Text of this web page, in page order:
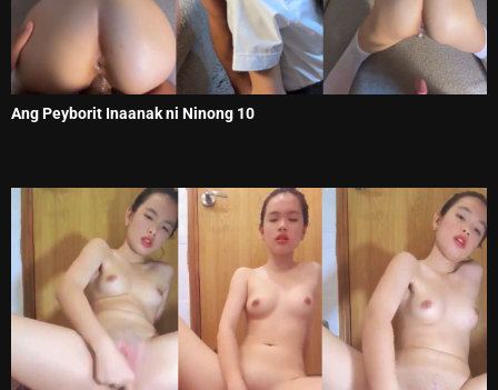
Ang Peyborit Inaanak ni Ninong 10